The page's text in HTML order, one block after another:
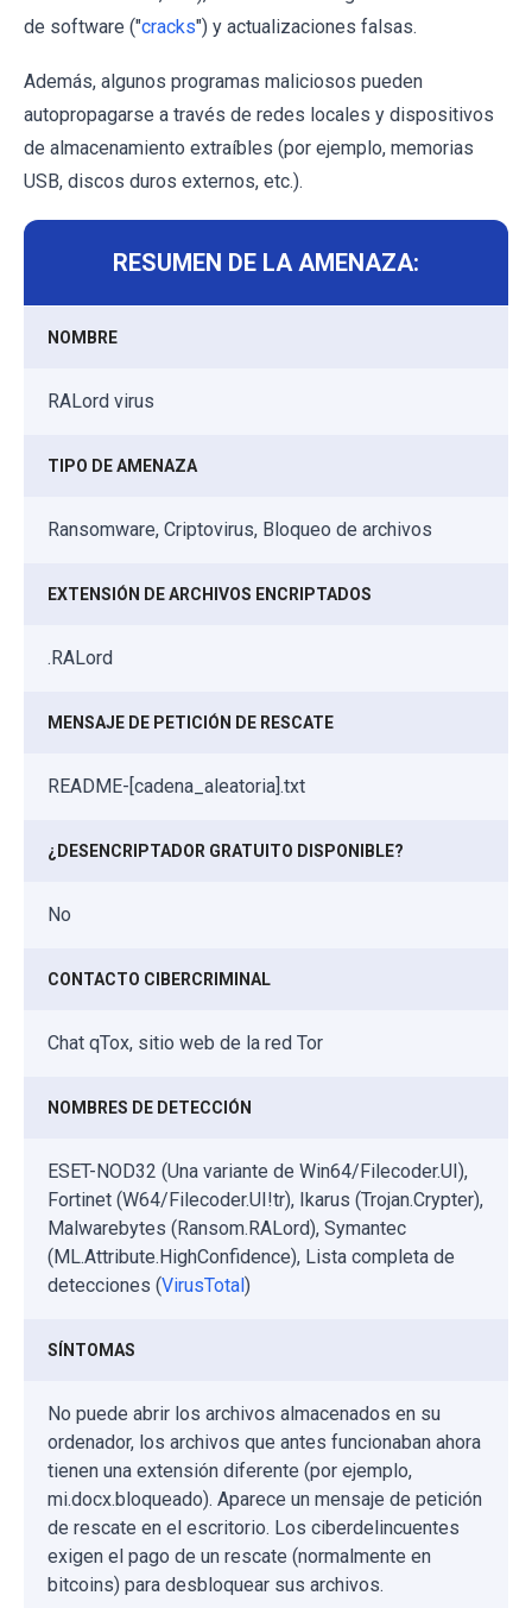
de software ("cracks") y actualizaciones falsas.
Además, algunos programas maliciosos pueden
autopropagarse a través de redes locales y dispositivos
de almacenamiento extraíbles (por ejemplo, memorias
USB, discos duros externos, etc.).
RESUMEN DE LA AMENAZA:
NOMBRE
RALord virus
TIPO DE AMENAZA
Ransomware, Criptovirus, Bloqueo de archivos
EXTENSIÓN DE ARCHIVOS ENCRIPTADOS
.RALord
MENSAJE DE PETICIÓN DE RESCATE
README-[cadena_aleatoria].txt
¿DESENCRIPTADOR GRATUITO DISPONIBLE?
No
CONTACTO CIBERCRIMINAL
Chat qTox, sitio web de la red Tor
NOMBRES DE DETECCIÓN
ESET-NOD32 (Una variante de Win64/Filecoder.UI),
Fortinet (W64/Filecoder.UI!tr), Ikarus (Trojan.Crypter),
Malwarebytes (Ransom.RALord), Symantec
(ML.Attribute.HighConfidence), Lista completa de
detecciones (VirusTotal)
SÍNTOMAS
No puede abrir los archivos almacenados en su
ordenador, los archivos que antes funcionaban ahora
tienen una extensión diferente (por ejemplo,
mi.docx.bloqueado). Aparece un mensaje de petición
de rescate en el escritorio. Los ciberdelincuentes
exigen el pago de un rescate (normalmente en
bitcoins) para desbloquear sus archivos.